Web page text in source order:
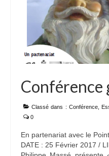
Conférence
Classé dans : Conférence,
0
En partenariat avec le
DATE : 25 Février 2017 /